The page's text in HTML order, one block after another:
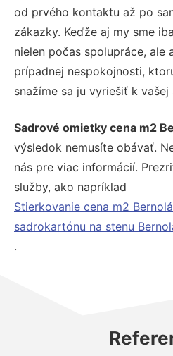
od prvého kontaktu až po
zákazky. Keďže aj my sme
nielen počas spolupráce, ale
prípadnej nespokojnosti,
snažíme sa ju vyriešiť k
Sadrové omietky cena m2
výsledok nemusíte obávať.
nás pre viac informácií.
služby, ako napríklad
Stierkovanie cena m2
sadrokartónu na stenu
.